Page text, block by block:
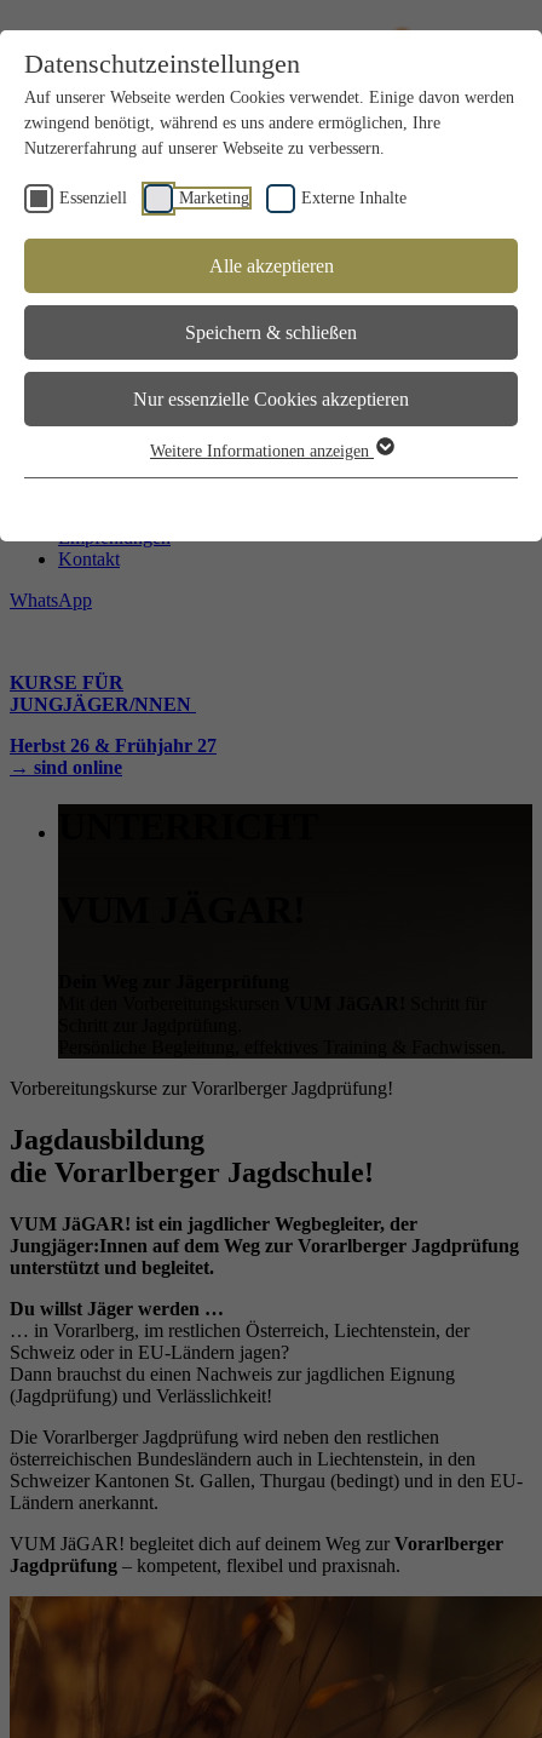
Jungjäger/Innen
Kurse & Termine
2 Kursorte in Vorarlberg
Fachliteratur
FAQ - Gut zu Wissen
Anmeldung
Empfehlungen
Kontakt
WhatsApp
KURSE FÜR
JUNGJÄGER/NNEN
Herbst 26 & Frühjahr 27
→ sind online
Vorbereitungskurse zur Vorarlberger Jagdprüfung!
Jagdausbildung
die Vorarlberger Jagdschule!
VUM JäGAR! ist ein jagdlicher Wegbegleiter, der
Jungjäger:Innen auf dem Weg zur Vorarlberger Jagdprüfung
unterstützt und begleitet.
Du willst Jäger werden …
… in Vorarlberg, im restlichen Österreich, Liechtenstein, der
Schweiz oder in EU-Ländern jagen?
Dann brauchst du einen Nachweis zur jagdlichen Eignung
(Jagdprüfung) und Verlässlichkeit!
Die Vorarlberger Jagdprüfung wird neben den restlichen
österreichischen Bundesländern auch in Liechtenstein, in den
Schweizer Kantonen St. Gallen, Thurgau (bedingt) und in den EU-
Ländern anerkannt.
VUM JäGAR! begleitet dich auf deinem Weg zur Vorarlberger
Jagdprüfung – kompetent, flexibel und praxisnah.
Datenschutzeinstellungen
Auf unserer Webseite werden Cookies verwendet. Einige davon werden
zwingend benötigt, während es uns andere ermöglichen, Ihre
Nutzererfahrung auf unserer Webseite zu verbessern.
Essenziell Marketing Externe Inhalte
Alle akzeptieren
Speichern & schließen
Nur essenzielle Cookies akzeptieren
Weitere Informationen anzeigen